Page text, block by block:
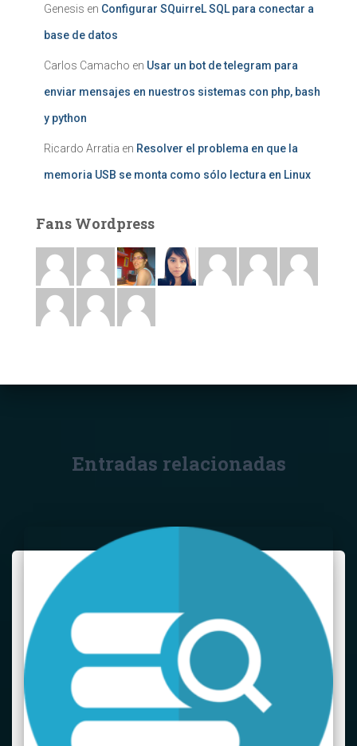
Genesis en Configurar SQuirreL SQL para conectar a
base de datos
Carlos Camacho en Usar un bot de telegram para
enviar mensajes en nuestros sistemas con php, bash
y python
Ricardo Arratia en Resolver el problema en que la
memoria USB se monta como sólo lectura en Linux
Fans Wordpress
Entradas relacionadas